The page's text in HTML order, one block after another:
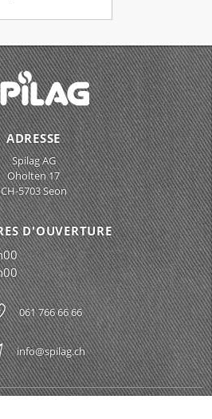
ADRESSE
Spilag AG
Oholten 17
CH-5703 Seon
D'OUVERTURE
061 766 66 66
info@spilag.ch